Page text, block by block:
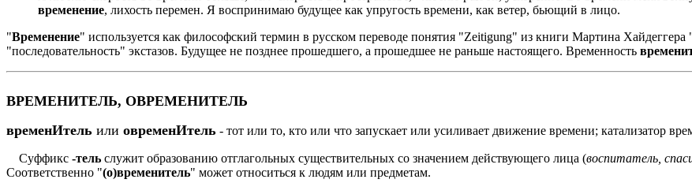
временение, лихость перемен. Я воспринимаю будущее как упругость времени, как ветер, бьющий в лицо.
"Временение" используется как философский термин в русском переводе понятия "Zeitigung" из книги Мартина
"последовательность" экстазов. Будущее не позднее прошедшего, а прошедшее не раньше настоящего. Временность
ВРЕМЕНИТЕЛЬ, ОВРЕМЕНИТЕЛЬ
временИтель или овременИтель - тот или то, кто или что запускает или усиливает движение времени; катализатор
Суффикс -тель служит образованию отглагольных существительных со значением действующего лица (воспитатель,
Соответственно "(о)временитель" может относиться к людям или предметам.